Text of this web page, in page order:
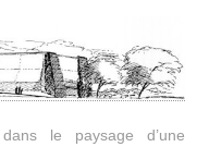
le paysage d’une